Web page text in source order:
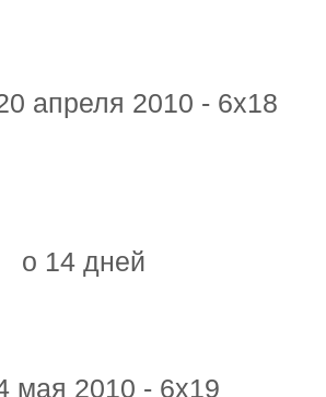
апреля 2010 - 6x18
дней
2010 - 6x19